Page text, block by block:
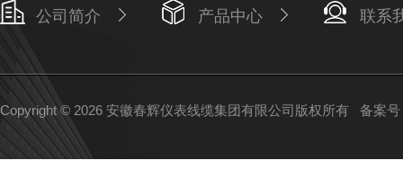
公司简介 产品中心 联系
Copyright © 2026 安徽春辉仪表线缆集团有限公司版权所有 备案号